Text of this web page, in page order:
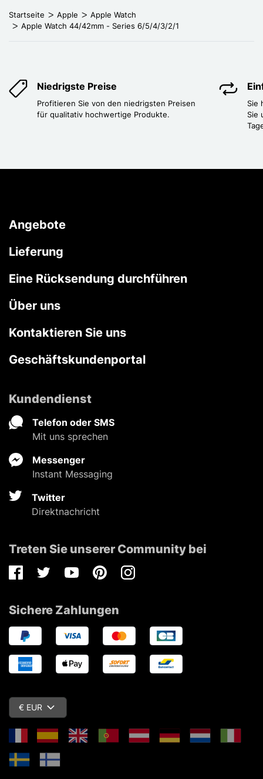
Startseite Apple
Apple Watch
Apple Watch 44/42mm - Series 6/5/4/3/2/1
Niedrigste Preise
Profitieren Sie von den niedrigsten Preisen
für qualitativ hochwertige Produkte.
Sie
Sie
Angebote
Lieferung
Eine Rücksendung durchführen
Über uns
Kontaktieren Sie uns
Geschäftskundenportal
Kundendienst
Telefon oder SMS
Mit uns sprechen
Messenger
Instant Messaging
Twitter
Direktnachricht
Treten Sie unserer Community bei
FacebookTwitterYoutubePinterestInstagram
Sichere Zahlungen
€ EUR